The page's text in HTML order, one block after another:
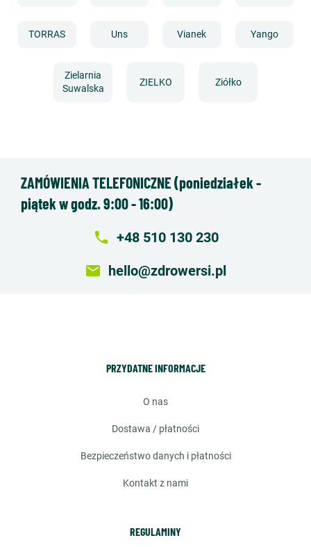
TORRAS Uns Vianek Yango
Zielarnia
Suwalska
ZIELKO Ziółko
ZAMÓWIENIA TELEFONICZNE (poniedziałek -
piątek w godz. 9:00 - 16:00)
local_phone +48 510 130 230
email hello@zdrowersi.pl
PRZYDATNE INFORMACJE
o nas
dostawa / płatności
bezpieczeństwo danych i płatności
kontakt z nami
REGULAMINY